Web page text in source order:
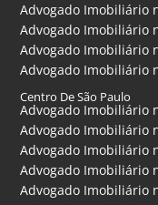
Advogado Imobiliário
Advogado Imobiliário
Advogado Imobiliário
Advogado Imobiliário
Centro De São Paulo
Advogado Imobiliário
Advogado Imobiliário
Advogado Imobiliário
Advogado Imobiliário
Advogado Imobiliário